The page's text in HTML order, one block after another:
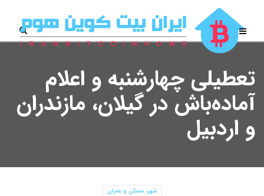
تعطیلی چهارشنبه و اعلام
آماده‌باش در گیلان، مازندران
و اردبیل
شهر، مسکن و عمران